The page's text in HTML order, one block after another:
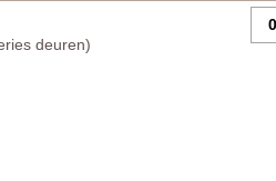
deuren)